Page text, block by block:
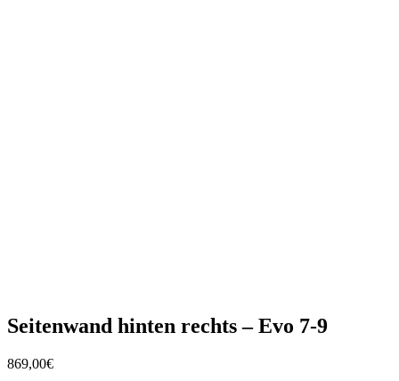
Seitenwand hinten rechts – Evo 7-9
869,00€